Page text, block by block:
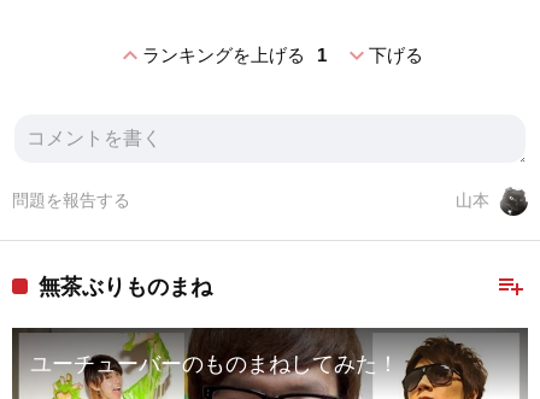
expand_lessランキングを上げる 1 expand_more下げる
山本
問題を報告する
playlist_add
無茶ぶりものまね
ユーチューバーのものまねしてみた！